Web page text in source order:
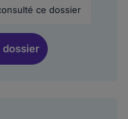
ce dossier